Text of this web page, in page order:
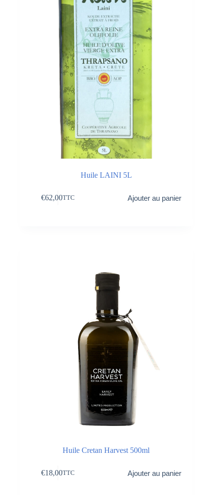
Huile LAINI 5L
€62,00TTC Ajouter au panier
Huile Cretan Harvest 500ml
€18,00TTC Ajouter au panier